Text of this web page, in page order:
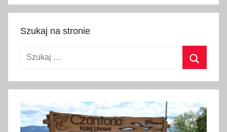
7
g
n
a
2
Szukaj na stronie
Szukaj: